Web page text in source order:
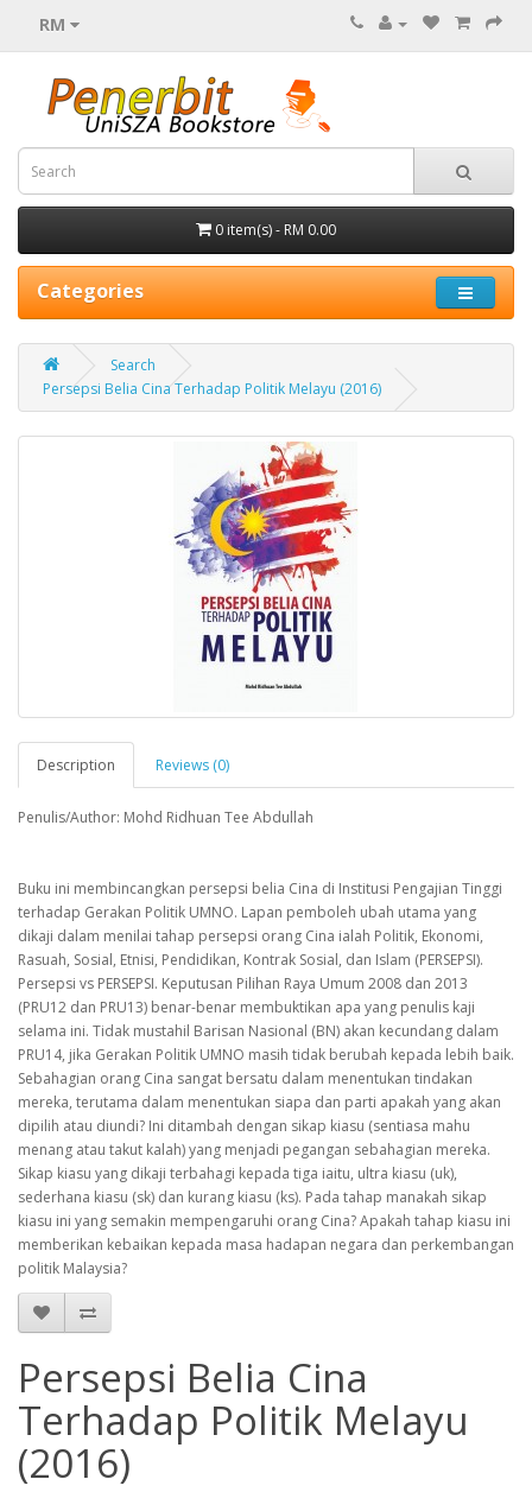
RM
0 item(s) - RM 0.00
Categories
Search
Persepsi Belia Cina Terhadap Politik Melayu (2016)
Description Reviews (0)
Penulis/Author: Mohd Ridhuan Tee Abdullah
Buku ini membincangkan persepsi belia Cina di Institusi Pengajian Tinggi
terhadap Gerakan Politik UMNO. Lapan pemboleh ubah utama yang
dikaji dalam menilai tahap persepsi orang Cina ialah Politik, Ekonomi,
Rasuah, Sosial, Etnisi, Pendidikan, Kontrak Sosial, dan Islam (PERSEPSI).
Persepsi vs PERSEPSI. Keputusan Pilihan Raya Umum 2008 dan 2013
(PRU12 dan PRU13) benar-benar membuktikan apa yang penulis kaji
selama ini. Tidak mustahil Barisan Nasional (BN) akan kecundang dalam
PRU14, jika Gerakan Politik UMNO masih tidak berubah kepada lebih baik.
Sebahagian orang Cina sangat bersatu dalam menentukan tindakan
mereka, terutama dalam menentukan siapa dan parti apakah yang akan
dipilih atau diundi? Ini ditambah dengan sikap kiasu (sentiasa mahu
menang atau takut kalah) yang menjadi pegangan sebahagian mereka.
Sikap kiasu yang dikaji terbahagi kepada tiga iaitu, ultra kiasu (uk),
sederhana kiasu (sk) dan kurang kiasu (ks). Pada tahap manakah sikap
kiasu ini yang semakin mempengaruhi orang Cina? Apakah tahap kiasu ini
memberikan kebaikan kepada masa hadapan negara dan perkembangan
politik Malaysia?
Persepsi Belia Cina
Terhadap Politik Melayu
(2016)